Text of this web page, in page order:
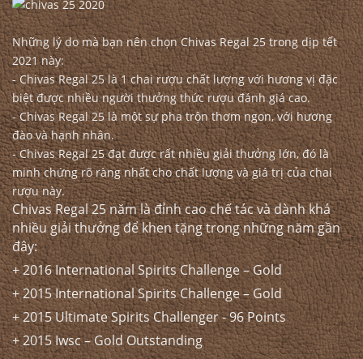
Những lý do mà bạn nên chọn Chivas Regal 25 trong dịp tết
2021 này:
- Chivas Regal 25 là 1 chai rượu chất lượng với hương vị đặc
biệt được nhiều người thưởng thức rượu đánh giá cao.
-Chivas Regal 25là một sự pha trộn thơm ngon, với hương
đào và hạnh nhân.
- Chivas Regal 25 đạt được rất nhiều giải thưởng lớn, đó là
minh chứng rõ ràng nhất cho chất lượng và giá trị của chai
rượu này.
Chivas Regal 25 năm là đỉnh cao chế tác và dành khá
nhiều giải thưởng để khen tặng trong những năm gần
đây:
+ 2016 International Spirits Challenge – Gold
+ 2015 International Spirits Challenge – Gold
+ 2015 Ultimate Spirits Challenger - 96 Points
+ 2015 Iwsc – Gold Outstanding